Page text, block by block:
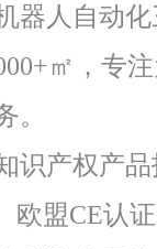
器人自动
㎡，专
。
识产权产
欧盟CE认